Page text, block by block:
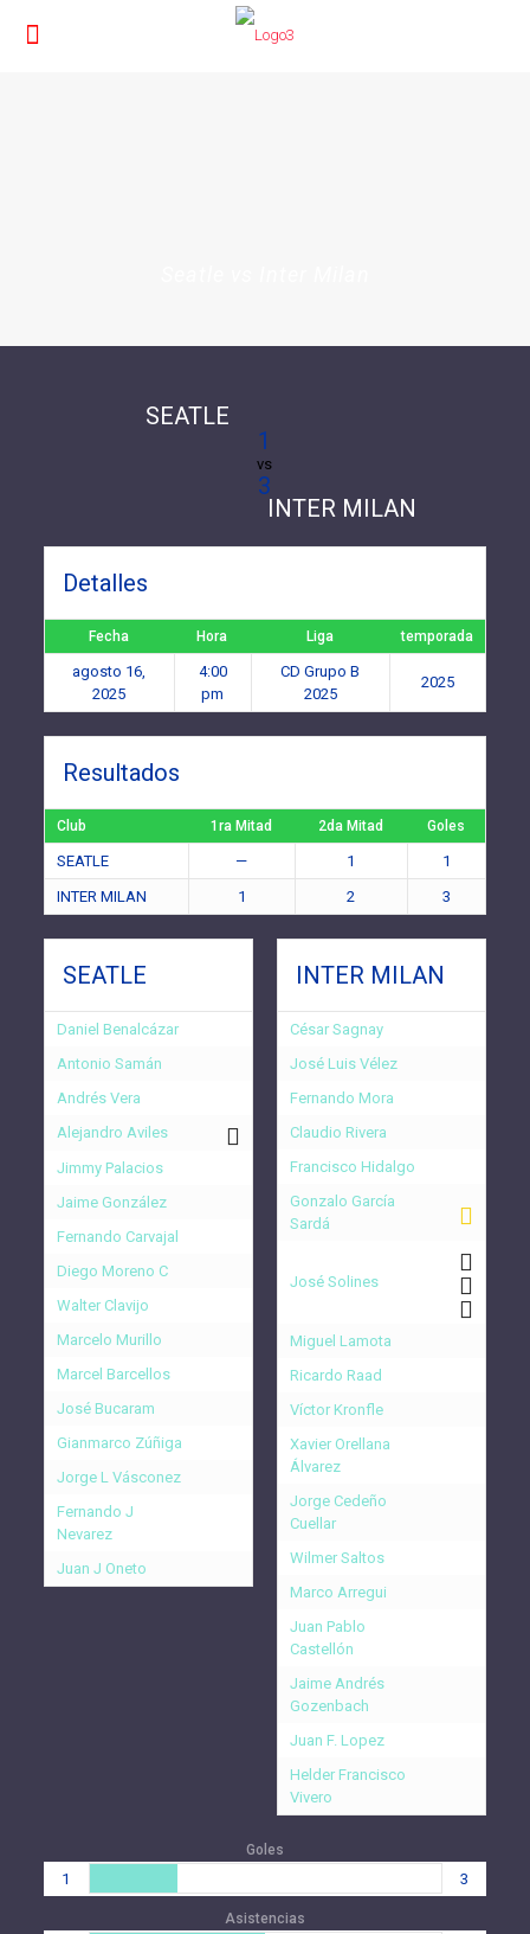
SEATLE
1
vs
3
INTER MILAN
Detalles
Fecha Hora Liga temporada
agosto 16,
2025
4:00
pm
CD Grupo B
2025
2025
Resultados
Club 1ra Mitad 2da Mitad Goles
SEATLE — 1
1
INTER MILAN
1 2 3
SEATLE
Daniel Benalcázar
Antonio Samán
Andrés Vera
Alejandro Aviles
Jimmy Palacios
Jaime González
Fernando Carvajal
Diego Moreno C
Walter Clavijo
Marcelo Murillo
Marcel Barcellos
José Bucaram
Gianmarco Zúñiga
Jorge L Vásconez
Fernando J
Nevarez
Juan J Oneto
INTER MILAN
César Sagnay
José Luis Vélez
Fernando Mora
Claudio Rivera
Francisco Hidalgo
Gonzalo García
Sardá
José Solines
Miguel Lamota
Ricardo Raad
Víctor Kronfle
Xavier Orellana
Álvarez
Jorge Cedeño
Cuellar
Wilmer Saltos
Marco Arregui
Juan Pablo
Castellón
Jaime Andrés
Gozenbach
Juan F. Lopez
Helder Francisco
Vivero
Goles
1 3
Asistencias